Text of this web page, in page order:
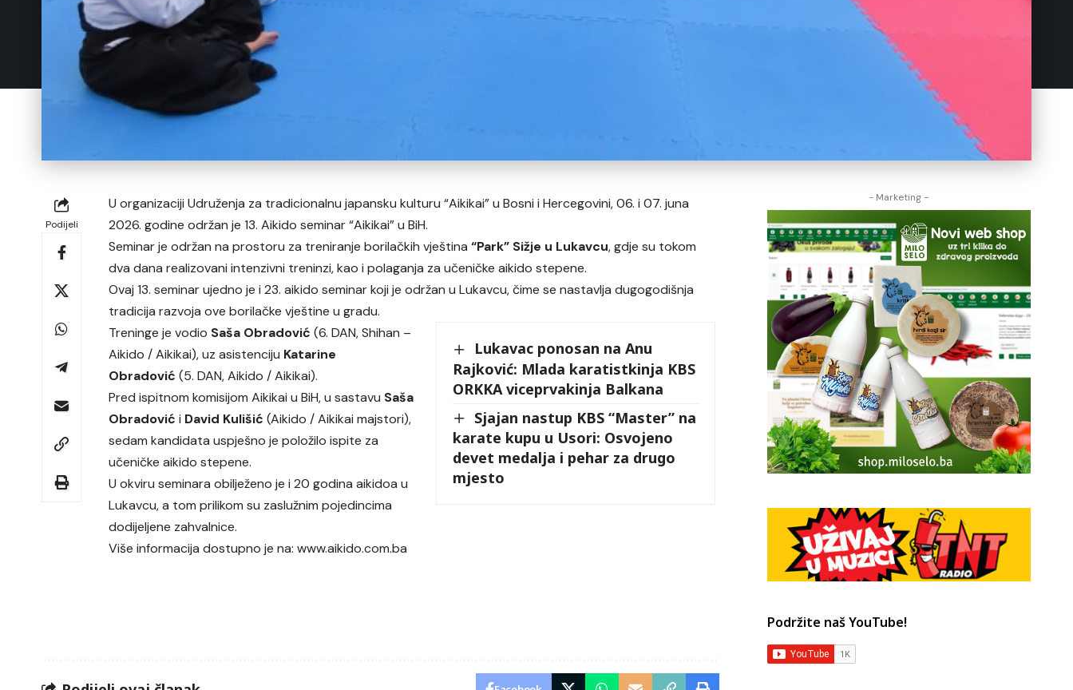
Podijeli
U organizaciji Udruženja za tradicionalnu japansku kulturu “Aikikai” u Bosni i Hercegovini, 06. i 07. juna
2026. godine održan je 13. Aikido seminar “Aikikai” u BiH.
Seminar je održan na prostoru za treniranje borilačkih vještina“Park” Sižje u Lukavcu, gdje su tokom
dva dana realizovani intenzivni treninzi, kao i polaganja za učeničke aikido stepene.
Ovaj 13. seminar ujedno je i 23. aikido seminar koji je održan u Lukavcu, čime se nastavlja dugogodišnja
tradicija razvoja ove borilačke vještine u gradu.
Lukavac ponosan na Anu
Rajković: Mlada karatistkinja KBS
ORKKA viceprvakinja Balkana
Sjajan nastup KBS “Master” na
karate kupu u Usori: Osvojeno
devet medalja i pehar za drugo
mjesto
Treninge je vodio Saša Obradović (6. DAN, Shihan –
Aikido / Aikikai), uz asistenciju Katarine
Obradović (5. DAN, Aikido / Aikikai).
Pred ispitnom komisijom Aikikai u BiH, u sastavu Saša
Obradović i David Kulišić (Aikido / Aikikai majstori),
sedam kandidata uspješno je položilo ispite za
učeničke aikido stepene.
U okviru seminara obilježeno je i 20 godina aikidoa u
Lukavcu, a tom prilikom su zaslužnim pojedincima
dodijeljene zahvalnice.
Više informacija dostupno je na:www.aikido.com.ba
- Marketing -
Podržite naš YouTube!